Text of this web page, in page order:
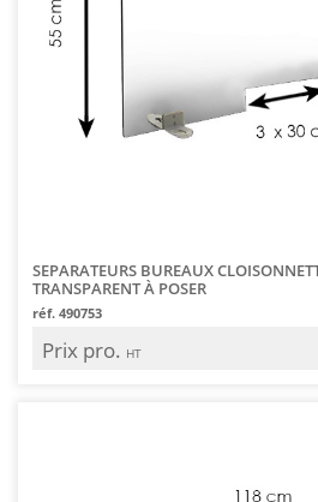
SEPARATEURS BUREAUX
TRANSPARENT À POSER
réf. 490753
Prix pro. HT